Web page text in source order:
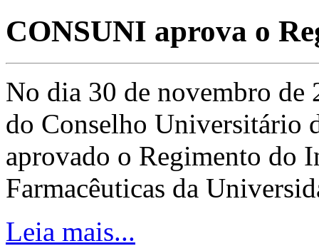
CONSUNI aprova o
No dia 30 de novembro de
do Conselho Universitário
aprovado o Regimento do
Farmacêuticas da
Leia mais...